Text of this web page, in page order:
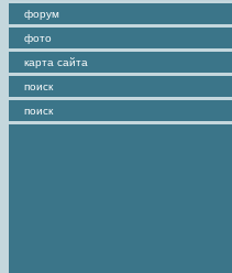
форум
фото
карта сайта
поиск
поиск